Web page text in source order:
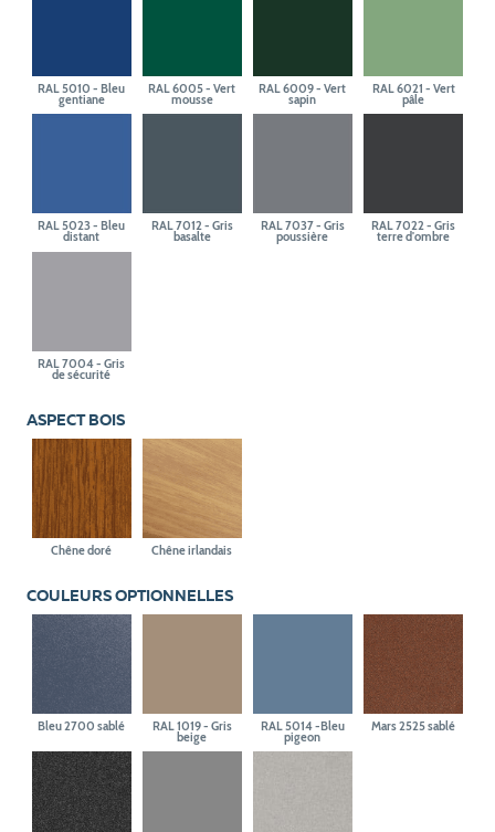
RAL 5010 - Bleu
gentiane
RAL 6005 - Vert
mousse
RAL 6009 - Vert
sapin
RAL 6021 - Vert
pâle
RAL 5023 - Bleu
distant
RAL 7012 - Gris
basalte
RAL 7037 - Gris
poussière
RAL 7022 - Gris
terre d'ombre
RAL 7004 - Gris
de sécurité
ASPECT BOIS
Chêne doré Chêne irlandais
COULEURS OPTIONNELLES
Bleu 2700 sablé RAL 1019 - Gris
beige
RAL 5014 -Bleu
pigeon
Mars 2525 sablé